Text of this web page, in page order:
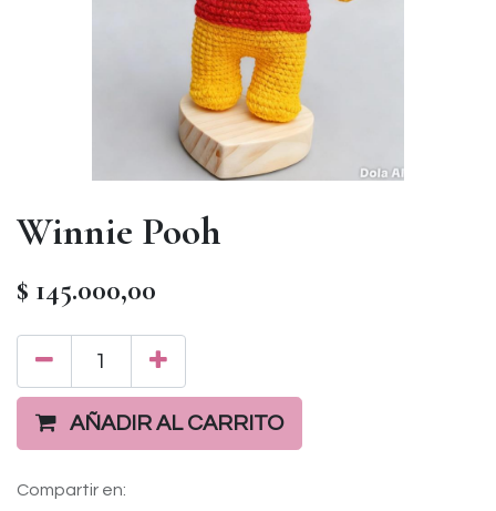
Winnie Pooh
$ 145.000,00
AÑADIR AL CARRITO
Compartir en: